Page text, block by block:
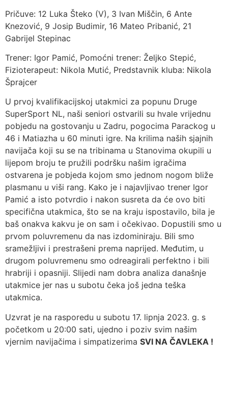
Pričuve: 12 Luka Šteko (V), 3 Ivan Miščin, 6 Ante
Knezović, 9 Josip Budimir, 16 Mateo Pribanić, 21
Gabrijel Stepinac
Trener: Igor Pamić, Pomoćni trener: Željko Stepić,
Fizioterapeut: Nikola Mutić, Predstavnik kluba: Nikola
Šprajcer
U prvoj kvalifikacijskoj utakmici za popunu Druge
SuperSport NL, naši seniori ostvarili su hvale vrijednu
pobjedu na gostovanju u Zadru, pogocima Parackog u
46 i Matiazha u 60 minuti igre. Na krilima naših sjajnih
navijača koji su se na tribinama u Stanovima okupili u
lijepom broju te pružili podršku našim igračima
ostvarena je pobjeda kojom smo jednom nogom bliže
plasmanu u viši rang. Kako je i najavljivao trener Igor
Pamić a isto potvrdio i nakon susreta da će ovo biti
specifična utakmica, što se na kraju ispostavilo, bila je
baš onakva kakvu je on sam i očekivao. Dopustili smo u
prvom poluvremenu da nas izdominiraju. Bili smo
sramežljivi i prestrašeni prema naprijed. Međutim, u
drugom poluvremenu smo odreagirali perfektno i bili
hrabriji i opasniji. Slijedi nam dobra analiza današnje
utakmice jer nas u subotu čeka još jedna teška
utakmica.
Uzvrat je na rasporedu u subotu 17. lipnja 2023. g. s
početkom u 20:00 sati, ujedno i poziv svim našim
vjernim navijačima i simpatizerima SVI NA ČAVLEKA !